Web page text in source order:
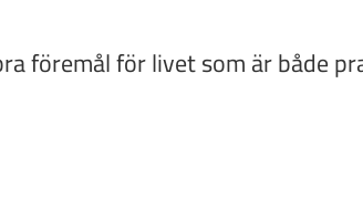
föremål för livet som är både